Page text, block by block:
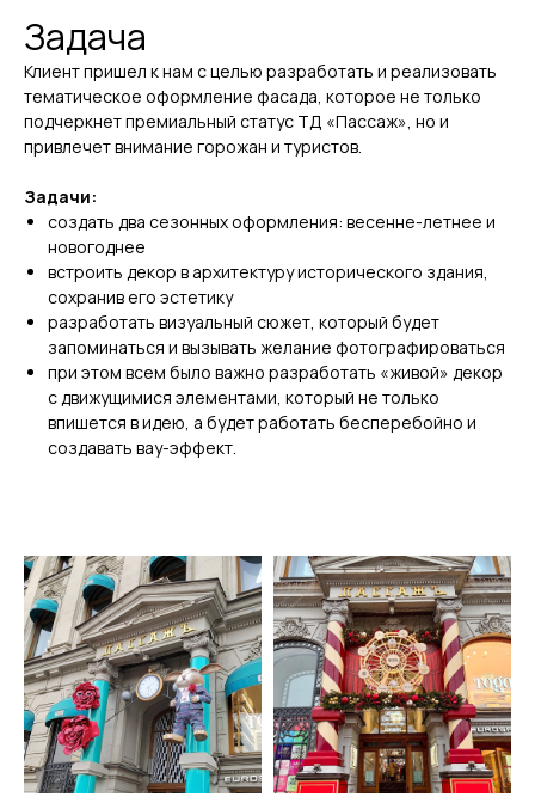
Задача
Клиент пришел к нам с целью разработать и реализовать
тематическое оформление фасада, которое не только
подчеркнет премиальный статус ТД «Пассаж», но и
привлечет внимание горожан и туристов.
Задачи:
создать два сезонных оформления: весенне-летнее и
новогоднее
встроить декор в архитектуру исторического здания,
сохранив его эстетику
разработать визуальный сюжет, который будет
запоминаться и вызывать желание фотографироваться
при этом всем было важно разработать «живой» декор
с движущимися элементами, который не только
впишется в идею, а будет работать бесперебойно и
создавать вау-эффект.